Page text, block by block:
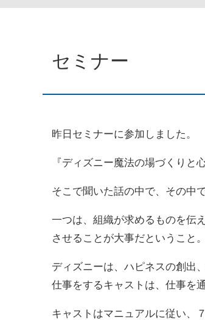
セミナー
昨日セミナーに参加しました。
『ディズニー魔法の場づくりと
そこで聞いた話の中で、その中
一つは、組織が求めるものを伝
させることが大事だということ。
ディズニーは、ハピネスの創出
仕事をするキャストは、仕事を
キャストはマニュアルに従い、